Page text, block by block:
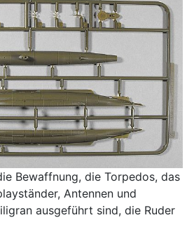
Bewaffnung, die Torpedos, das
Antennen und
ausgeführt sind, die Ruder